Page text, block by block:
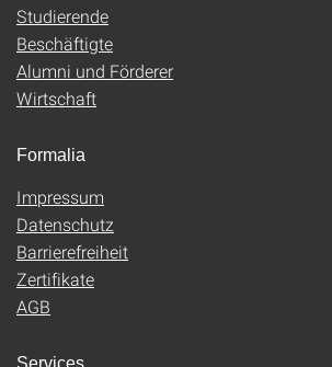
Studierende
Beschäftigte
Alumni und Förderer
Wirtschaft
Formalia
Impressum
Datenschutz
Barrierefreiheit
Zertifikate
AGB
Services